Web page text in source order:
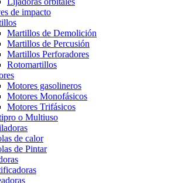
de impacto
Martillos de Demolición
Martillos de Percusión
Martillos Perforadores
Rotomartillos
Motores gasolineros
Motores Monofásicos
Motores Trifásicos
o Multiuso
de calor
de Pintar